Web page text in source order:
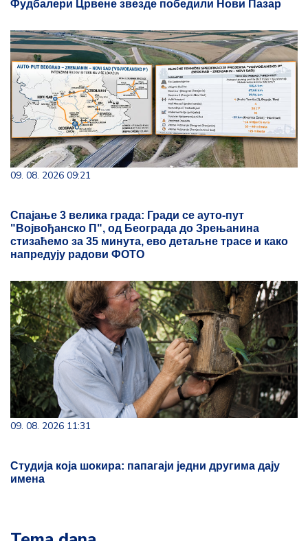
Фудбалери Црвене звезде победили Нови Пазар
09. 08. 2026 09:21
Спајање 3 велика града: Гради се ауто-пут
"Војвођанско П", од Београда до Зрењанина
стизаћемо за 35 минута, ево детаљне трасе и како
напредују радови ФОТО
09. 08. 2026 11:31
Студија која шокира: папагаји једни другима дају
имена